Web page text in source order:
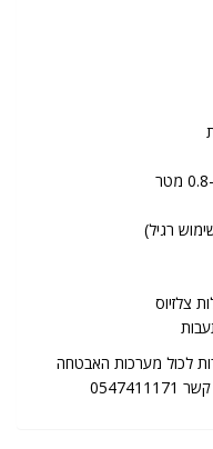
רגיל)
לכול מערכות האבטחה